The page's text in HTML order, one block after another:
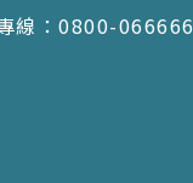
線：0800-066666